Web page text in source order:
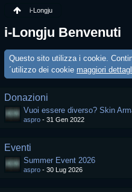
i-Longju
i-Longju Benvenuti
Questo sito utilizza i cookie.
´utilizzo dei cookie maggiori
Donazioni
Vuoi essere diverso? Skin
aspro - 31 Gen 2022
Eventi
Summer Event 2026
aspro - 30 Lug 2026